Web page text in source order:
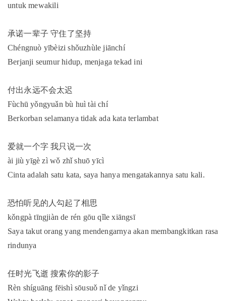
untuk mewakili
承诺一辈子 守住了坚持
Chéngnuò yībèizi shǒuzhùle jiānchí
Berjanji seumur hidup, menjaga tekad ini
付出永远不会太迟
Fùchū yǒngyuǎn bù huì tài chí
Berkorban selamanya tidak ada kata terlambat
爱就一个字 我只说一次
ài jiù yīgè zì wǒ zhǐ shuō yīcì
Cinta adalah satu kata, saya hanya mengatakannya satu kali.
恐怕听见的人勾起了相思
kǒngpà tīngjiàn de rén gōu qǐle xiāngsī
Saya takut orang yang mendengarnya akan membangkitkan rasa
rindunya
任时光飞逝 搜索你的影子
Rèn shíguāng fēishì sōusuǒ nǐ de yǐngzi